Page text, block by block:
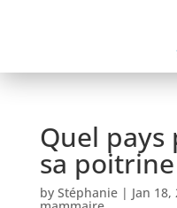
Quel
sa poitrine
by Stéphanie| Jan 18,